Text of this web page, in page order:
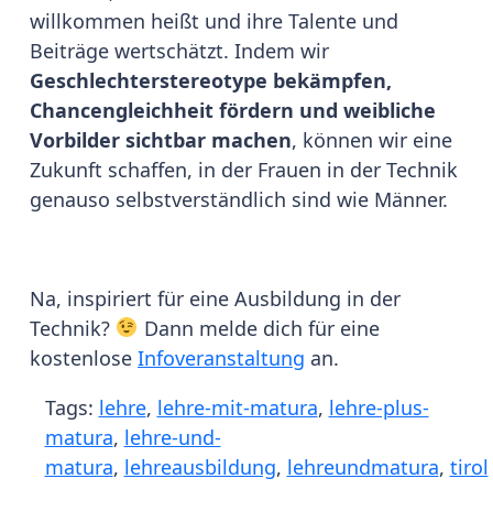
willkommen heißt und ihre Talente und
Beiträge wertschätzt. Indem wir
Geschlechterstereotype bekämpfen,
Chancengleichheit fördern und weibliche
Vorbilder sichtbar machen, können wir eine
Zukunft schaffen, in der Frauen in der Technik
genauso selbstverständlich sind wie Männer.
Na, inspiriert für eine Ausbildung in der
Technik?
Dann melde dich für eine
kostenlose Infoveranstaltung an.
Tags: lehre, lehre-mit-matura, lehre-plus-
matura, lehre-und-
matura, lehreausbildung, lehreundmatura, tirol